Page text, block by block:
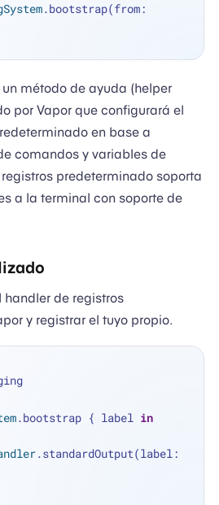
un método de ayuda (helper
por Vapor que configurará el
en base a
comandos y variables de
predeterminado soporta
a la terminal con soporte de
handler de registros
y registrar el tuyo propio.
.bootstrap { label in
.standardOutput(label: